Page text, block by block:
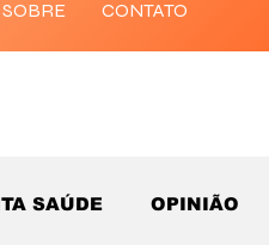
SOBRE CONTATO
SAÚDE OPINIÃO